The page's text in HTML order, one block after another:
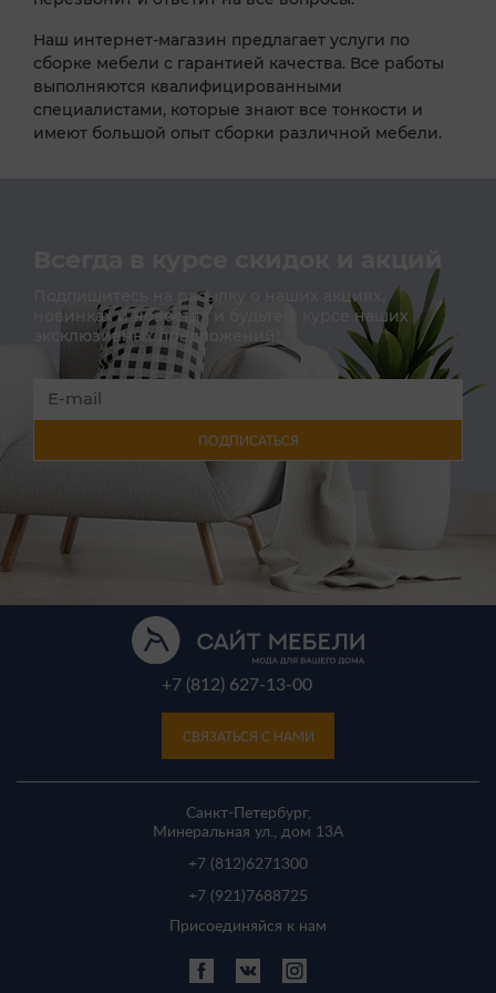
Наш интернет-магазин предлагает услуги по
сборке мебели с гарантией качества. Все работы
выполняются квалифицированными
специалистами, которые знают все тонкости и
имеют большой опыт сборки различной мебели.
Всегда в курсе скидок и акций
Подпишитесь на расылку о наших акциях,
новинках и новостях и будьте в курсе наших
эксклюзивных предложений!
ПОДПИСАТЬСЯ
+7 (812) 627-13-00
СВЯЗАТЬСЯ С НАМИ
Санкт-Петербург,
Минеральная ул., дом 13A
+7 (812)6271300
+7 (921) 7688725
Присоединяйся к нам